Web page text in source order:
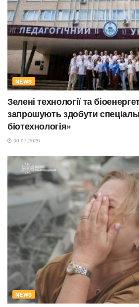
NEWS
Зелені технології та
запрошують здобути
біотехнологія»
30.07.2026
NEWS